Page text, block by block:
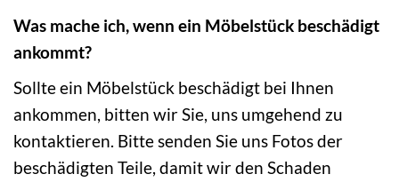
Was mache ich, wenn ein Möbelstück beschädigt
ankommt?
Sollte ein Möbelstück beschädigt bei Ihnen
ankommen, bitten wir Sie, uns umgehend zu
kontaktieren. Bitte senden Sie uns Fotos der
beschädigten Teile, damit wir den Schaden